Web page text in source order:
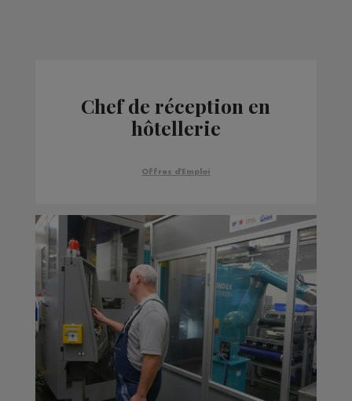
Chef de réception en
hôtellerie
Offres d'Emploi